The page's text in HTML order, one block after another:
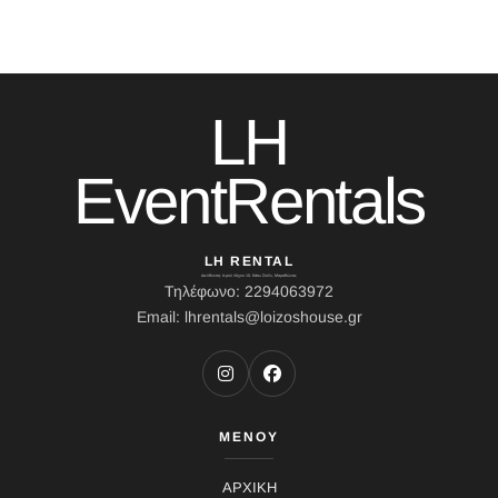
LH
EventRentals
LH RENTAL
Διεύθυνση: Ιερού Λόχου 10, Κάτω Σούλι, Μαραθώνας
Τηλέφωνο: 2294063972
Email: lhrentals@loizoshouse.gr
ΜΕΝΟΥ
ΑΡΧΙΚΗ